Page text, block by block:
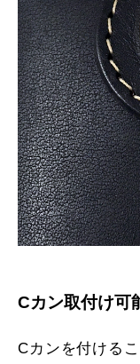
Cカン取付け可
Cカンを付ける